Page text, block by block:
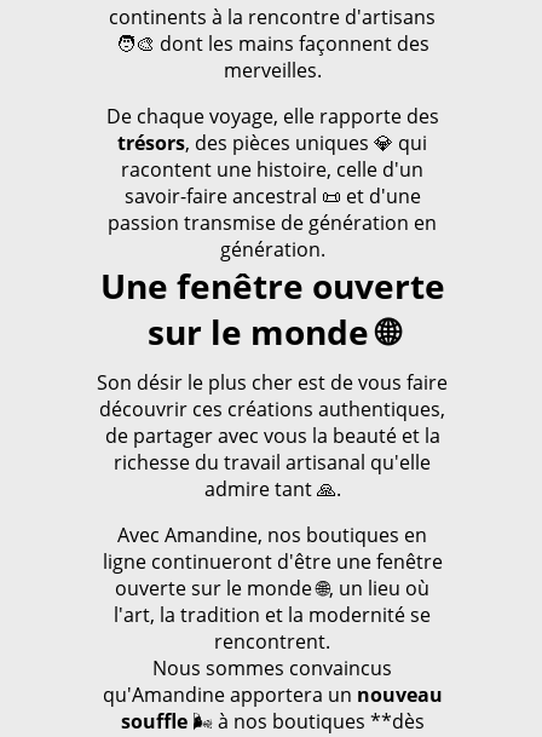
continents à la rencontre d'artisans
🧑‍🎨 dont les mains façonnent des
merveilles.
De chaque voyage, elle rapporte des
trésors, des pièces uniques 💎 qui
racontent une histoire, celle d'un
savoir-faire ancestral 📜 et d'une
passion transmise de génération en
génération.
Une fenêtre ouverte
sur le monde 🌐
Son désir le plus cher est de vous faire
découvrir ces créations authentiques,
de partager avec vous la beauté et la
richesse du travail artisanal qu'elle
admire tant 🙏.
Avec Amandine, nos boutiques en
ligne continueront d'être une fenêtre
ouverte sur le monde 🌐, un lieu où
l'art, la tradition et la modernité se
rencontrent.
Nous sommes convaincus
qu'Amandine apportera un nouveau
souffle🌬️ à nos boutiques **dès